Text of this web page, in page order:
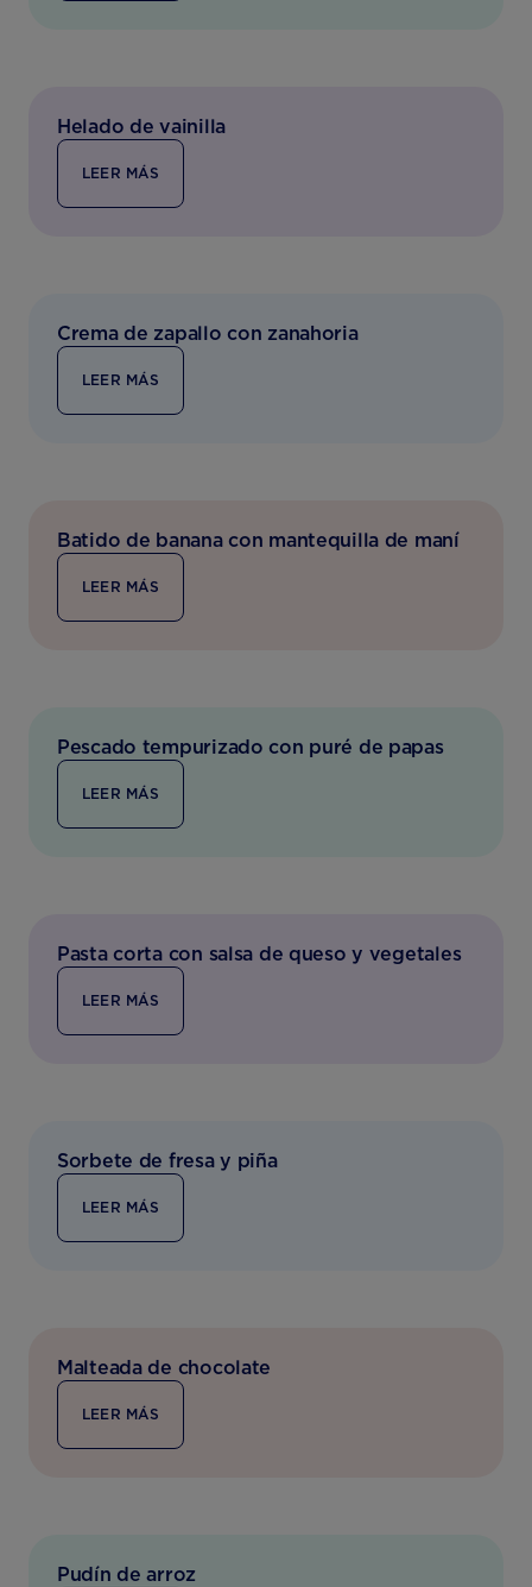
Helado de vainilla
LEER MÁS
Crema de zapallo con zanahoria
LEER MÁS
Batido de banana con mantequilla de maní
LEER MÁS
Pescado tempurizado con puré de papas
LEER MÁS
Pasta corta con salsa de queso y vegetales
LEER MÁS
Sorbete de fresa y piña
LEER MÁS
Malteada de chocolate
LEER MÁS
Pudín de arroz